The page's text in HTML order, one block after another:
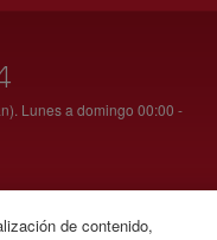
Lunes a domingo 00:00 -
de contenido,